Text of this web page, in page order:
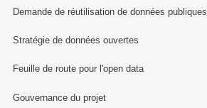
Demande de réutilisation de données publiques
Stratégie de données ouvertes
Feuille de route pour l'open data
Gouvernance du projet